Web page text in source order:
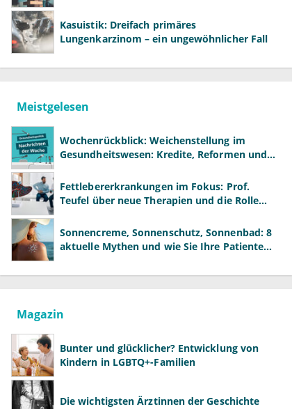
Kasuistik: Dreifach primäres
Lungenkarzinom – ein ungewöhnlicher Fall
Meistgelesen
Wochenrückblick: Weichenstellung im
Gesundheitswesen: Kredite, Reformen und
Fettlebererkrankungen im Fokus: Prof.
Teufel über neue Therapien und die Rolle
Sonnencreme, Sonnenschutz, Sonnenbad: 8
aktuelle Mythen und wie Sie Ihre Patienten
Magazin
Bunter und glücklicher? Entwicklung von
Kindern in LGBTQ+-Familien
Die wichtigsten Ärztinnen der Geschichte